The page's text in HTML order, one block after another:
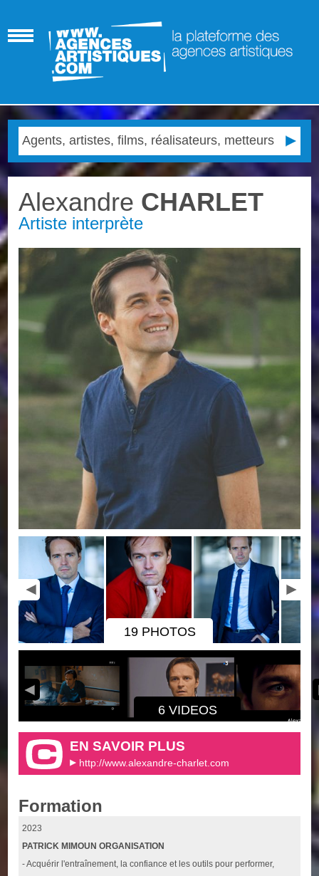
Alexandre CHARLET
Artiste interprète
19 PHOTOS
6 VIDEOS
EN SAVOIR PLUS
http://www.alexandre-charlet.com
Formation
2023
PATRICK MIMOUN ORGANISATION
- Acquérir l'entraînement, la confiance et les outils pour performer,